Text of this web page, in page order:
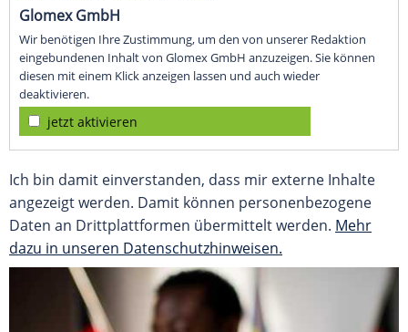
Glomex GmbH
Wir benötigen Ihre Zustimmung, um den von unserer Redaktion
eingebundenen Inhalt von Glomex GmbH anzuzeigen. Sie können
diesen mit einem Klick anzeigen lassen und auch wieder
deaktivieren.
jetzt aktivieren
Ich bin damit einverstanden, dass mir externe Inhalte
angezeigt werden. Damit können personenbezogene
Daten an Drittplattformen übermittelt werden. Mehr
dazu in unseren Datenschutzhinweisen.